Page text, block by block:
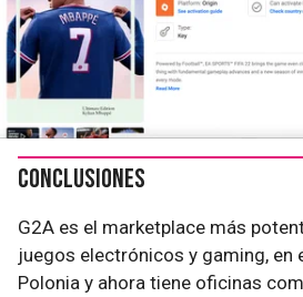
Conclusiones
G2A es el marketplace más
juegos electrónicos y gaming, en
Polonia y ahora tiene oficinas